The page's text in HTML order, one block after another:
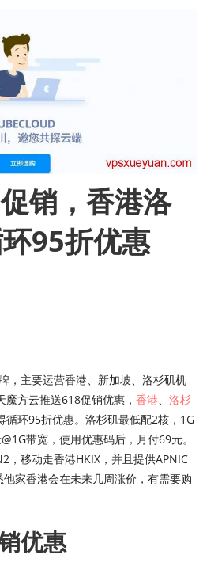
销，香港洛
95折优惠
，主要运营香港、新加坡、洛杉矶机
魔方云推送618促销优惠， 香港、 洛杉
循环95折优惠。洛杉矶最低配2核，1G
带宽，使用优惠码后，月付69元。
，移动走香港HKIX，并且提供APNIC
家香港会在未来几周涨价，有需要购
优惠